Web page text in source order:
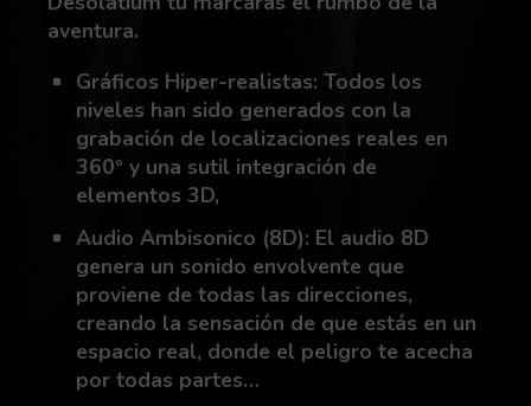
aventura.
Gráficos Hiper-realistas: Todos los
niveles han sido generados con la
grabación de localizaciones reales en
360º y una sutil integración de
elementos 3D,
Audio Ambisonico (8D): El audio 8D
genera un sonido envolvente que
proviene de todas las direcciones,
creando la sensación de que estás en un
espacio real, donde el peligro te acecha
por todas partes…